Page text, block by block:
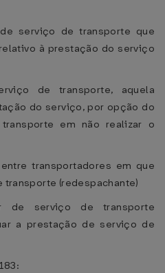
serviço de transporte que
à prestação do serviço
de transporte, aquela
do serviço, por opção do
em não realizar o
transportadores em que
(redespachante)
de serviço de transporte
a prestação de serviço de